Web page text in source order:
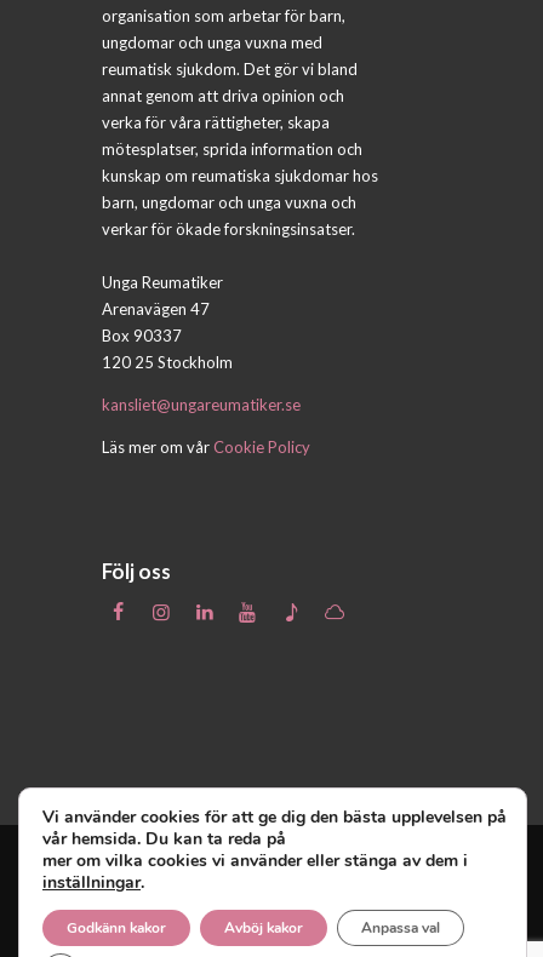
organisation som arbetar för barn,
ungdomar och unga vuxna med
reumatisk sjukdom. Det gör vi bland
annat genom att driva opinion och
verka för våra rättigheter, skapa
mötesplatser, sprida information och
kunskap om reumatiska sjukdomar hos
barn, ungdomar och unga vuxna och
verkar för ökade forskningsinsatser.
Unga Reumatiker
Arenavägen 47
Box 90337
120 25 Stockholm
kansliet@ungareumatiker.se
Läs mer om vårCookie Policy
Följ oss
innehar upphovsrätten till denna site och
Vi använder cookies för att ge dig den bästa upplevelsen på
vår hemsida. Du kan ta reda på
mer om vilka cookies vi använder eller stänga av dem i
inställningar.
Godkänn kakor Avböj kakor Anpassa val